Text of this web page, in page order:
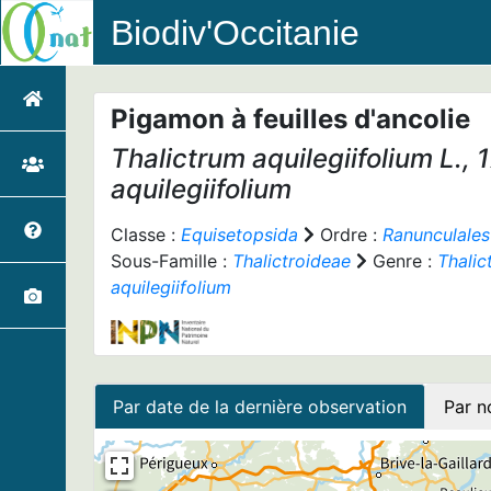
Biodiv'Occitanie
Pigamon à feuilles d'ancolie
Thalictrum aquilegiifolium L.,
aquilegiifolium
Classe : Equisetopsida Ordre : Ranunculales
Sous-Famille : Thalictroideae Genre :
aquilegiifolium
Par date de la dernière observation Par